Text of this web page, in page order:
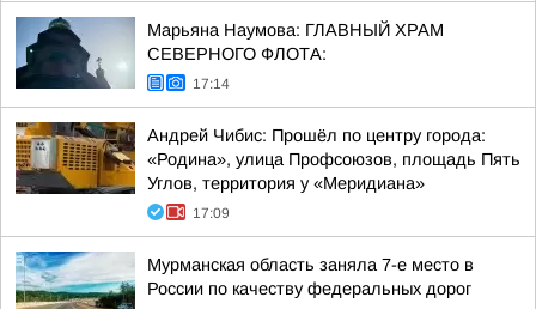
Марьяна Наумова: ГЛАВНЫЙ ХРАМ
СЕВЕРНОГО ФЛОТА:
17:14
Андрей Чибис: Прошёл по центру города:
«Родина», улица Профсоюзов, площадь Пять
Углов, территория у «Меридиана»
17:09
Мурманская область заняла 7-е место в
России по качеству федеральных дорог